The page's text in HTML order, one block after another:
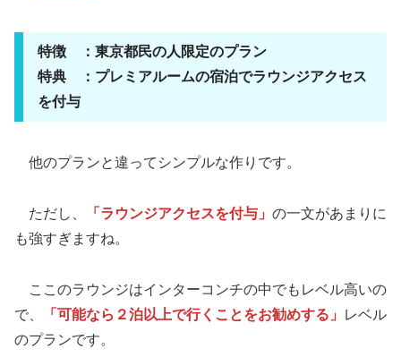
特徴 ：東京都民の人限定のプラン
特典 ：プレミアルームの宿泊でラウンジアクセス
を付与
他のプランと違ってシンプルな作りです。
ただし、 「ラウンジアクセスを付与」 の一文があまりに
も強すぎますね。
ここのラウンジはインターコンチの中でもレベル高いの
で、
「可能なら２泊以上で行くことをお勧めする」
レベル
のプランです。